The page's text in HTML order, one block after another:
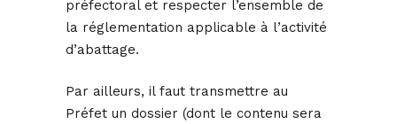
préfectoral et respecter l’ensemble de
la réglementation applicable à l’activité
d’abattage.
Par ailleurs, il faut transmettre au
Préfet un dossier (dont le contenu sera